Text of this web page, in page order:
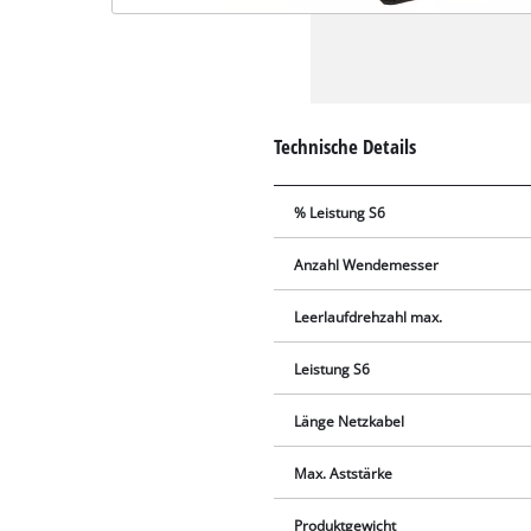
Technische Details
% Leistung S6
Anzahl Wendemesser
Leerlaufdrehzahl max.
Leistung S6
Länge Netzkabel
Max. Aststärke
Produktgewicht